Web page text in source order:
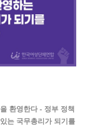
환영한다 - 정부 정책
는 국무총리가 되기를